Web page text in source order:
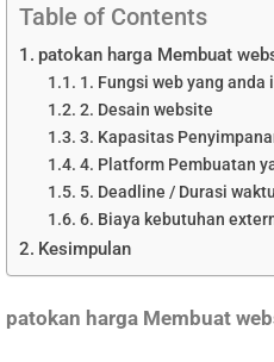
Table of Contents
patokan harga Membuat
1. Fungsi web yang anda
2. Desain website
3. Kapasitas
4. Platform Pembuatan
5. Deadline / Durasi
6. Biaya kebutuhan
Kesimpulan
patokan harga Membuat